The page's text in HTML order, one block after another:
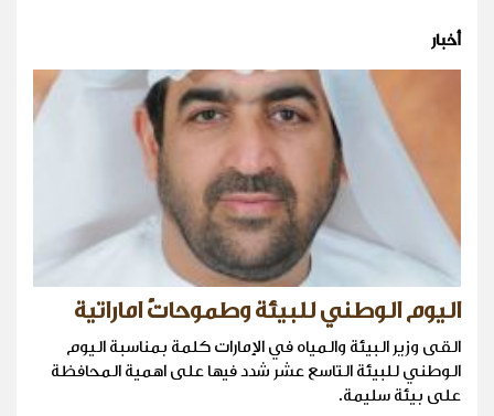
أخبار
اليوم الوطني للبيئة وطموحاتٌ اماراتية
القى وزير البيئة والمياه في الإمارات كلمة بمناسبة اليوم
الوطني للبيئة التاسع عشر شدد فيها على اهمية المحافظة
على بيئة سليمة.